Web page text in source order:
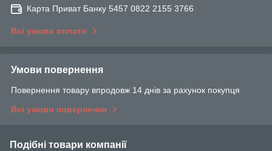
Карта Приват Банку 5457 0822 2155 3766
Всі умови оплати
Умови повернення
Повернення товару впродовж 14 днів за рахунок покупця
Всі умови повернення
Подібні товари компанії